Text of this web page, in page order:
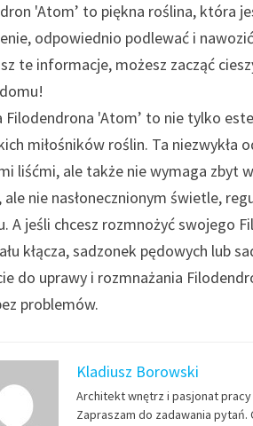
'Atom’ to piękna roślina, która
odpowiednio podlewać i
te informacje, możesz zacząć
Filodendrona 'Atom’ to nie tylko
miłośników roślin. Ta
liśćmi, ale także nie wymaga zbyt
ale nie nasłonecznionym świetle,
A jeśli chcesz rozmnożyć swojego
kłącza, sadzonek pędowych lub
do uprawy i rozmnażania
problemów.
Kladiusz Borowski
Architekt wnętrz i pasjonat
Zapraszam do zadawania